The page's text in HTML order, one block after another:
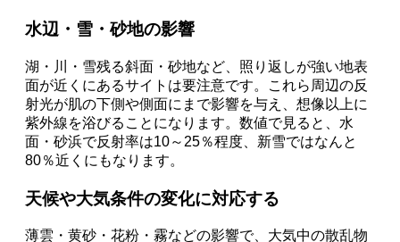
水辺・雪・砂地の影響
湖・川・雪残る斜面・砂地など、照り返しが強い地表
面が近くにあるサイトは要注意です。これら周辺の反
射光が肌の下側や側面にまで影響を与え、想像以上に
紫外線を浴びることになります。数値で見ると、水
面・砂浜で反射率は10～25％程度、新雪ではなんと
80％近くにもなります。
天候や大気条件の変化に対応する
薄雲・黄砂・花粉・霧などの影響で、大気中の散乱物